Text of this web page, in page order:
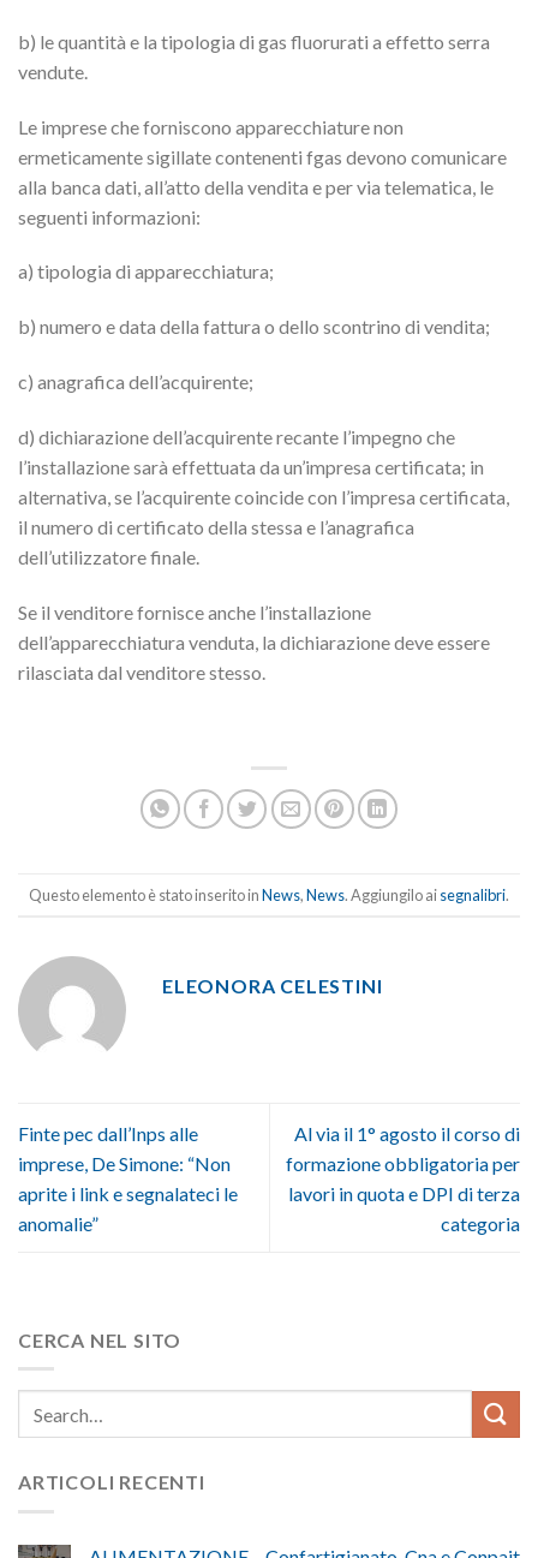
b) le quantità e la tipologia di gas fluorurati a effetto serra
vendute.
Le imprese che forniscono apparecchiature non
ermeticamente sigillate contenenti fgas devono comunicare
alla banca dati, all’atto della vendita e per via telematica, le
seguenti informazioni:
a) tipologia di apparecchiatura;
b) numero e data della fattura o dello scontrino di vendita;
c) anagrafica dell’acquirente;
d) dichiarazione dell’acquirente recante l’impegno che
l’installazione sarà effettuata da un’impresa certificata; in
alternativa, se l’acquirente coincide con l’impresa certificata,
il numero di certificato della stessa e l’anagrafica
dell’utilizzatore finale.
Se il venditore fornisce anche l’installazione
dell’apparecchiatura venduta, la dichiarazione deve essere
rilasciata dal venditore stesso.
Questo elemento è stato inserito inNews,News. Aggiungilo aisegnalibri.
ELEONORA CELESTINI
Finte pec dall’Inps alle
imprese, De Simone: “Non
aprite i link e segnalateci le
anomalie”
Al via il 1° agosto il corso di
formazione obbligatoria per
lavori in quota e DPI di terza
categoria
CERCA NEL SITO
ARTICOLI RECENTI